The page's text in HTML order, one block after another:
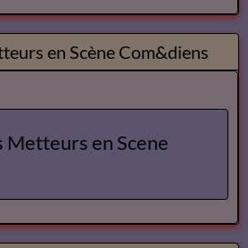
en Scène Com&diens
Metteurs en Scene